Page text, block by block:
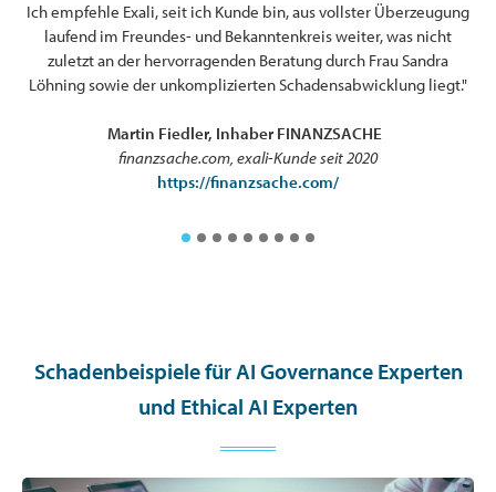
Ich empfehle Exali, seit ich Kunde bin, aus vollster Überzeugung
laufend im Freundes- und Bekanntenkreis weiter, was nicht
zuletzt an der hervorragenden Beratung durch Frau Sandra
Löhning sowie der unkomplizierten Schadensabwicklung liegt."
Martin Fiedler, Inhaber FINANZSACHE
finanzsache.com, exali-Kunde seit 2020
https://finanzsache.com/
Schadenbeispiele für AI Governance Experten
und Ethical AI Experten